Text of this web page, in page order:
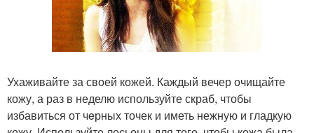
Ухаживайте за своей кожей. Каждый вечер очищайте
кожу, а раз в неделю используйте скраб, чтобы
избавиться от чeрных точек и иметь нежную и гладкую